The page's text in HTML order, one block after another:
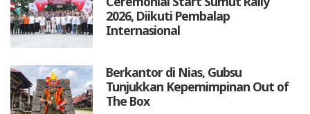
2026, Diikuti Pembalap
Internasional
Berkantor di Nias, Gubsu
Tunjukkan Kepemimpinan Out of
The Box